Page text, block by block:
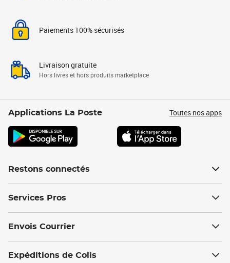
Paiements 100% sécurisés
Livraison gratuite
Hors livres et hors produits marketplace
Applications La Poste Toutes nos apps
Restons connectés
Services Pros
Envois Courrier
Expéditions de Colis